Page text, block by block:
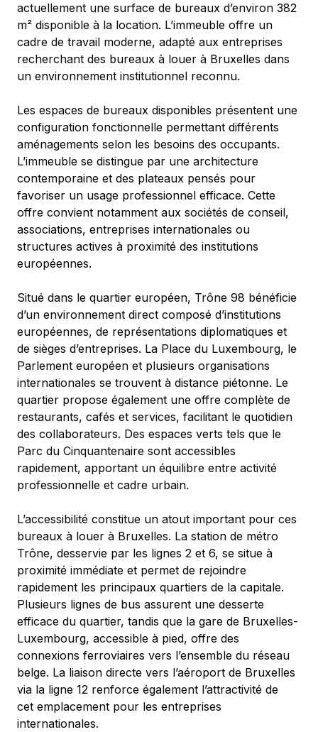
actuellement une surface de bureaux d’environ 382
m² disponible à la location. L’immeuble offre un
cadre de travail moderne, adapté aux entreprises
recherchant des bureaux à louer à Bruxelles dans
un environnement institutionnel reconnu.
Les espaces de bureaux disponibles présentent une
configuration fonctionnelle permettant différents
aménagements selon les besoins des occupants.
L’immeuble se distingue par une architecture
contemporaine et des plateaux pensés pour
favoriser un usage professionnel efficace. Cette
offre convient notamment aux sociétés de conseil,
associations, entreprises internationales ou
structures actives à proximité des institutions
européennes.
Situé dans le quartier européen, Trône 98 bénéficie
d’un environnement direct composé d’institutions
européennes, de représentations diplomatiques et
de sièges d’entreprises. La Place du Luxembourg, le
Parlement européen et plusieurs organisations
internationales se trouvent à distance piétonne. Le
quartier propose également une offre complète de
restaurants, cafés et services, facilitant le quotidien
des collaborateurs. Des espaces verts tels que le
Parc du Cinquantenaire sont accessibles
rapidement, apportant un équilibre entre activité
professionnelle et cadre urbain.
L’accessibilité constitue un atout important pour ces
bureaux à louer à Bruxelles. La station de métro
Trône, desservie par les lignes 2 et 6, se situe à
proximité immédiate et permet de rejoindre
rapidement les principaux quartiers de la capitale.
Plusieurs lignes de bus assurent une desserte
efficace du quartier, tandis que la gare de Bruxelles-
Luxembourg, accessible à pied, offre des
connexions ferroviaires vers l’ensemble du réseau
belge. La liaison directe vers l’aéroport de Bruxelles
via la ligne 12 renforce également l’attractivité de
cet emplacement pour les entreprises
internationales.